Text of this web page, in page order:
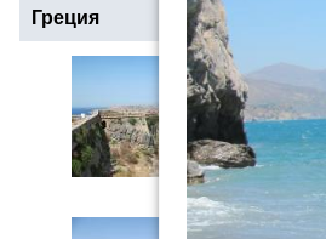
Греция